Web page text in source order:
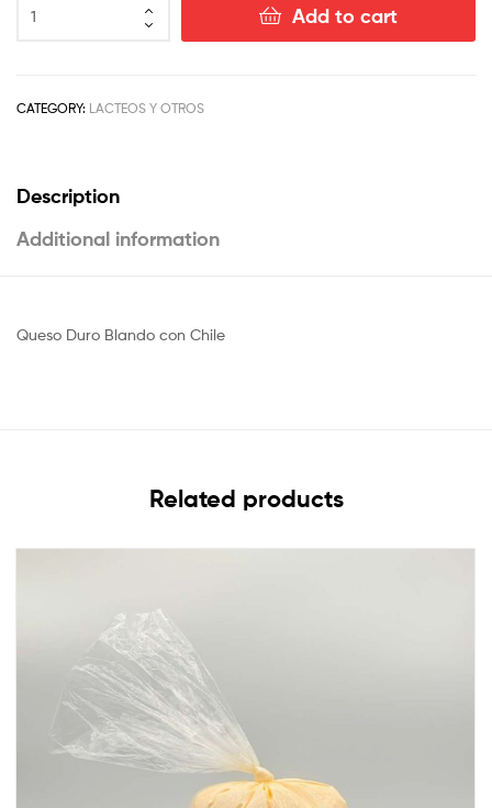
Add to cart
CATEGORY: LACTEOS Y OTROS
Description
Additional information
Queso Duro Blando con Chile
Related products